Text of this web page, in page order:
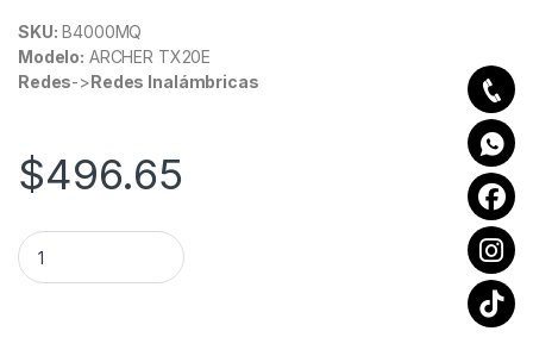
SKU: B4000MQ
Modelo: ARCHER TX20E
Redes->Redes Inalámbricas
$496.65
TP LINK ADAPTADOR PCI EXPRESS WIFI 6 Y BLUETOOTH